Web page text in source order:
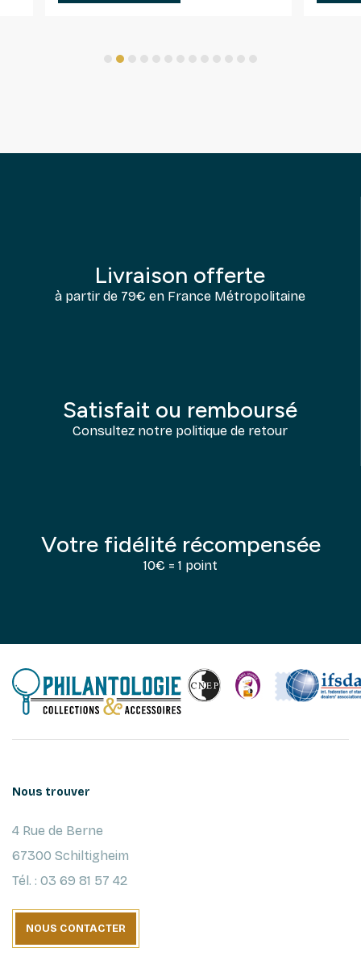
Livraison offerte
à partir de 79€ en France Métropolitaine
Satisfait ou remboursé
Consultez notre politique de retour
Votre fidélité récompensée
10€ = 1 point
Nous trouver
4 Rue de Berne
67300 Schiltigheim
Tél. : 03 69 81 57 42
NOUS CONTACTER